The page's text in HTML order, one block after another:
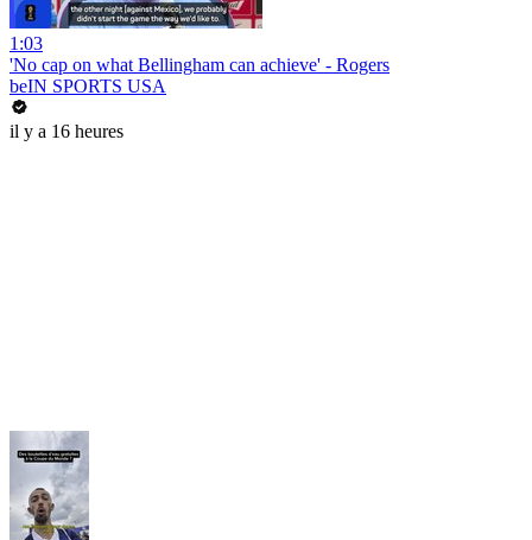
1:03
'No cap on what Bellingham can achieve' - Rogers
beIN SPORTS USA
il y a 16 heures